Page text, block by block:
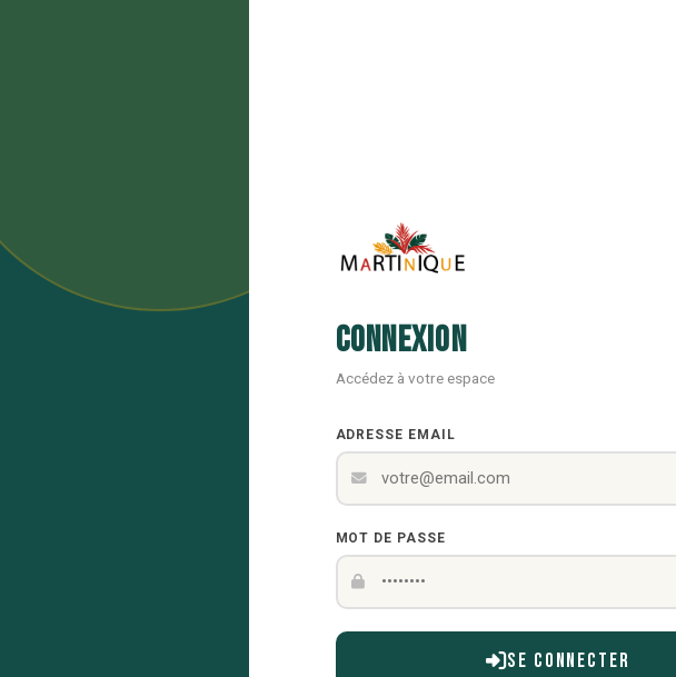
Connexion
Accédez à votre espace
ADRESSE EMAIL
MOT DE PASSE
Se connecter